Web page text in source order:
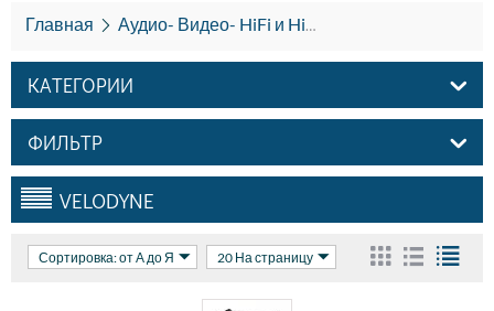
Главная Аудио- Видео- HiFi и HiEND
КАТЕГОРИИ
ФИЛЬТР
VELODYNE
Сортировка: от А до Я 20 На страницу